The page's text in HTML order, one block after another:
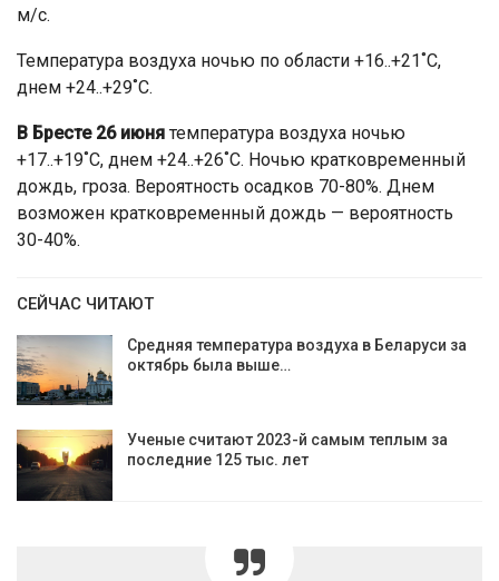
м/с.
Температура воздуха ночью по области +16..+21˚C,
днем +24..+29˚C.
В Бресте 26 июня температура воздуха ночью
+17..+19˚C, днем +24..+26˚C. Ночью кратковременный
дождь, гроза. Вероятность осадков 70-80%. Днем
возможен кратковременный дождь — вероятность
30-40%.
СЕЙЧАС ЧИТАЮТ
Средняя температура воздуха в Беларуси за
октябрь была выше…
Ученые считают 2023-й самым теплым за
последние 125 тыс. лет